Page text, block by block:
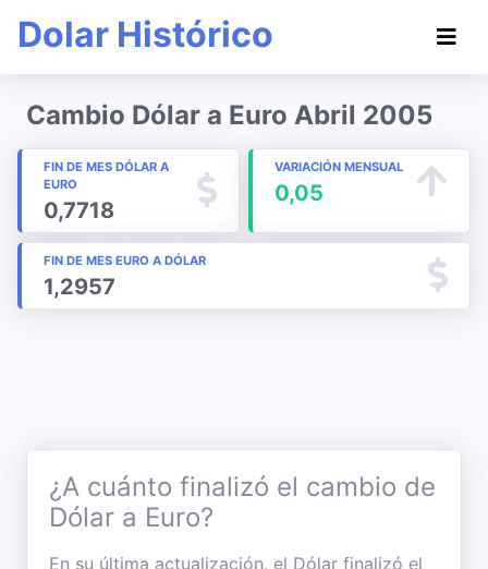
Dolar Histórico
Cambio Dólar a Euro Abril 2005
FIN DE MES DÓLAR A
EURO
0,7718
VARIACIÓN MENSUAL
0,05
FIN DE MES EURO A DÓLAR
1,2957
¿A cuánto finalizó el cambio de
Dólar a Euro?
En su última actualización, el Dólar finalizó el